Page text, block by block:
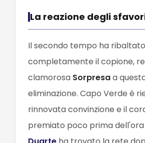
La reazione degli
Il secondo tempo ha ribaltato
completamente il copione,
clamorosa Sorpresaa
eliminazione. Capo Verde è
rinnovata convinzione e il
premiato poco prima dell'ora